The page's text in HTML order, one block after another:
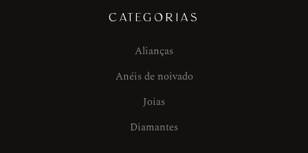
CATEGORIAS
Alianças
Anéis de noivado
Joias
Diamantes